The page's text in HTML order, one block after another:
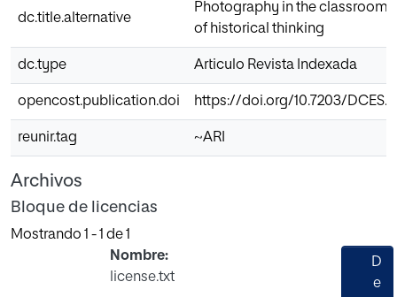
dc.title.alternative
Photography in the classroom
of historical thinking
dc.type Articulo Revista Indexada
opencost.publication.doi https://doi.org/10.7203/
reunir.tag ~ARI
Archivos
Bloque de licencias
Mostrando 1 - 1 de 1
Nombre:
license.txt
D
e